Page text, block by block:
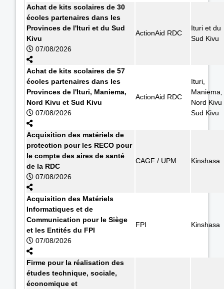
Achat de kits scolaires de 30
écoles partenaires dans les
Provinces de l'Ituri et du Sud
Kivu
07/08/2026
ActionAid RDC
Ituri et du
Sud Kivu
Achat de kits scolaires de 57
écoles partenaires dans les
Provinces de l'Ituri, Maniema,
Nord Kivu et Sud Kivu
07/08/2026
ActionAid RDC
Ituri,
Maniema,
Nord Kivu
Sud Kivu
Acquisition des matériels de
protection pour les RECO pour
le compte des aires de santé
de la RDC
07/08/2026
CAGF / UPM Kinshasa
Acquisition des Matériels
Informatiques et de
Communication pour le Siège
et les Entités du FPI
07/08/2026
FPI Kinshasa
Firme pour la réalisation des
études technique, sociale,
économique et